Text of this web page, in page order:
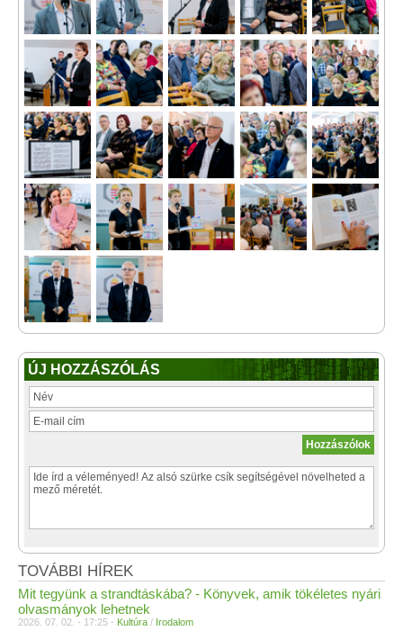
ÚJ HOZZÁSZÓLÁS
TOVÁBBI HÍREK
Mit tegyünk a strandtáskába? - Könyvek, amik tökéletes nyári
olvasmányok lehetnek
2026. 07. 02. - 17:25 - Kultúra / Irodalom